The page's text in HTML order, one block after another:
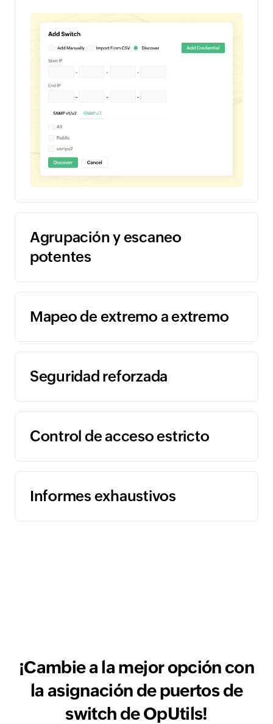
Agrupación y escaneo
potentes
Mapeo de extremo a extremo
Seguridad reforzada
Control de acceso estricto
Informes exhaustivos
¡Cambie a la mejor opción con
la asignación de puertos de
switch de OpUtils!